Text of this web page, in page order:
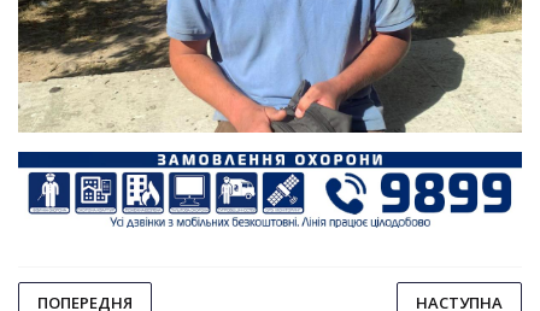
ПОПЕРЕДНЯ НАСТУПНА